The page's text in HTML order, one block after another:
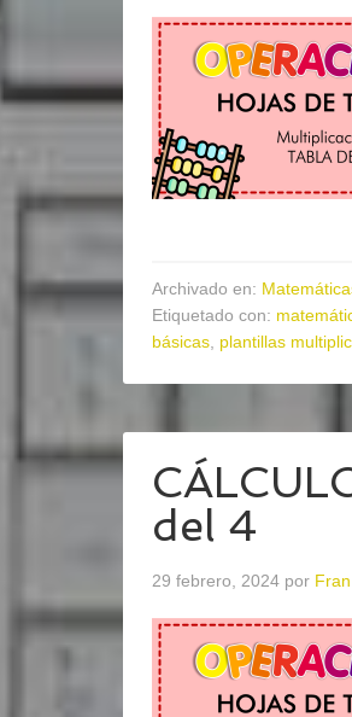
Archivado en:
Etiquetado con:
básicas plantillas
del 4
29 febrero, 2024 por